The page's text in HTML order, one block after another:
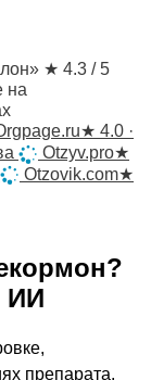
★ 4.3 / 5
на
★ 4.0 ·
Otzyv.pro★
Otzovik.com★
?
ИИ
препарата.